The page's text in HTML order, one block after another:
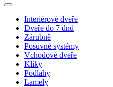
Interiérové dveře
Dveře do 7 dnů
Zárubně
Posuvné systémy
Vchodové dveře
Kliky
Podlahy
Lamely